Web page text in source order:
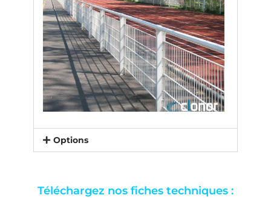
Options
Téléchargez nos fiches techniques :